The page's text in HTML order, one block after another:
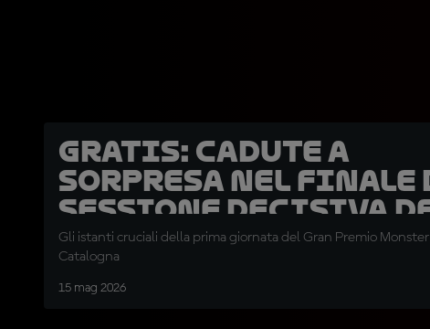
GRATIS: cadute a
sorpresa nel finale
sessione decisiva
venerdì di
Gli istanti cruciali della prima giornata del Gran Premio
Catalogna
15 mag 2026